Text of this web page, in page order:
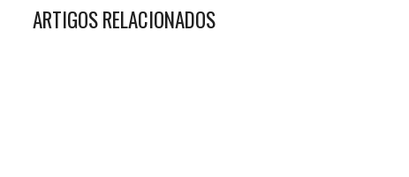
ARTIGOS RELACIONADOS